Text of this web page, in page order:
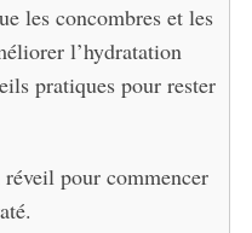
les concombres et les
l’hydratation
pratiques pour rester
pour commencer